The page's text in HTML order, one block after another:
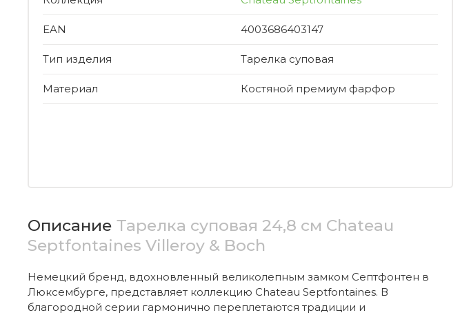
EAN 4003686403147
Тип изделия Тарелка суповая
Материал Костяной премиум фарфор
Описание Тарелка суповая 24,8 см Chateau
Septfontaines Villeroy & Boch
Немецкий бренд, вдохновленный великолепным замком Септфонтен в
Люксембурге, представляет коллекцию Chateau Septfontaines. В
благородной серии гармонично переплетаются традиции и